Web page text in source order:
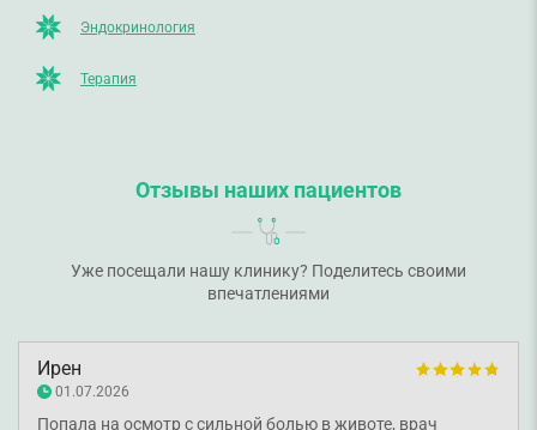
Эндокринология
Терапия
Отзывы наших пациентов
Уже посещали нашу клинику? Поделитесь своими
впечатлениями
Ирен
01.07.2026
Попала на осмотр с сильной болью в животе, врач